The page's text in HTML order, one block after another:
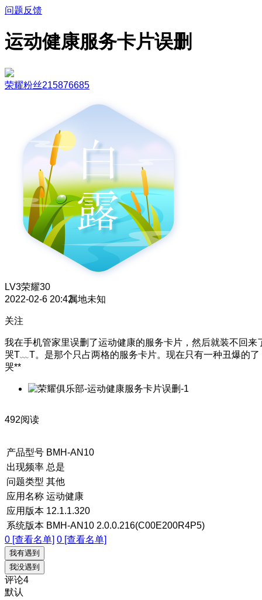
问题反馈
运动健康服务卡片误删
荣耀粉丝215876685
LV3荣耀30
2022-02-6 20:42属地未知
关注
我在手机管家里误删了运动健康的服务卡片，然后就装不回来
哭T﹏T。是那个只占两格的服务卡片。现在只有一种丑爆的了
哭**
492阅读
产品型号 BMH-AN10
出现频率 总是
问题类型 其他
应用名称 运动健康
应用版本 12.1.1.320
系统版本 BMH-AN10 2.0.0.216(C00E200R4P5)
0 [查看名单] 0 [查看名单]
我有遇到
我没遇到
评论4
默认